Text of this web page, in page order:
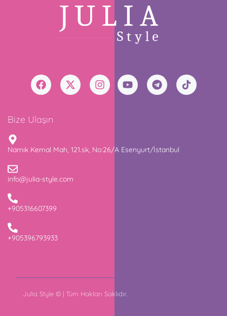
Bize Ulaşın
Namık Kemal Mah, 121.sk, No:26/A Esenyurt/İstanbul
info@julia-style.com
+905316607399
+905396793933
Julia Style © | Tüm Hakları Saklıdır.